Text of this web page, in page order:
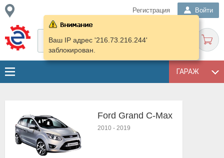
Регистрация Войти
ГАРАЖ
Ваш IP адрес '216.73.216.244'
заблокирован.
Ford Grand C-Max
2010 - 2019